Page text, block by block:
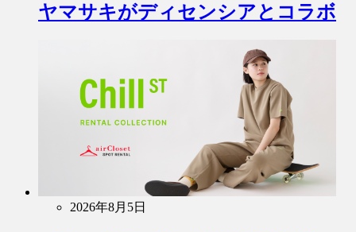
ヤマサキがディセンシアとコラボ
2026年8月5日